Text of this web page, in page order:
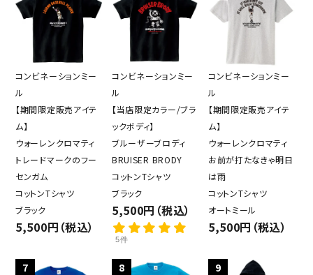
コンビネーションミー
ル
【期間限定販売アイテ
ム】
ウォーレンクロマティ
トレードマークのフー
センガム
コットンTシャツ
ブラック
5,500円（税込）
コンビネーションミー
ル
【当店限定カラー/ブラ
ックボディ】
ブルーザーブロディ
BRUISER BRODY
コットンTシャツ
ブラック
5,500円（税込）
5件
コンビネーションミー
ル
【期間限定販売アイテ
ム】
ウォーレンクロマティ
お前が打たなきゃ明日
は雨
コットンTシャツ
オートミール
5,500円（税込）
7 8 9